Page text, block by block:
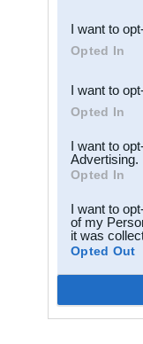
third parties.
I want to
Opted In
I want to
Opted In
I want to
Advertising.
Opted In
I want to
of my
it was
Opted Out